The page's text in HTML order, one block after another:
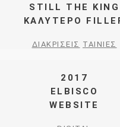
STILL THE KING
ΚΑΛΥΤΕΡΟ
ΔΙΑΚΡΙΣΕΙΣ ΤΑΙΝΙΕΣ
2017
ELBISCO
WEBSITE